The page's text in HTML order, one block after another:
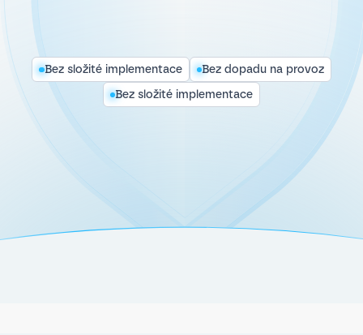
Bez složité implementace
Bez dopadu na provoz
Bez složité implementace